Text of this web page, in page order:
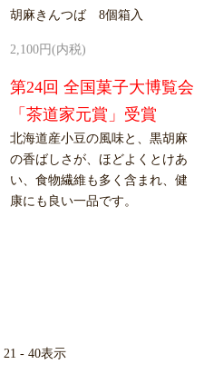
胡麻きんつば 8個箱入
2,100円(内税)
第24回 全国菓子大博覧会
「茶道家元賞」受賞
北海道産小豆の風味と、黒胡麻
の香ばしさが、ほどよくとけあ
い、食物繊維も多く含まれ、健
康にも良い一品です。
21 - 40表示